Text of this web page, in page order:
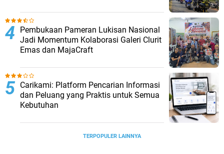
Pembukaan Pameran Lukisan Nasional
Jadi Momentum Kolaborasi Galeri Clurit
Emas dan MajaCraft
Carikami: Platform Pencarian Informasi
dan Peluang yang Praktis untuk Semua
Kebutuhan
TERPOPULER LAINNYA